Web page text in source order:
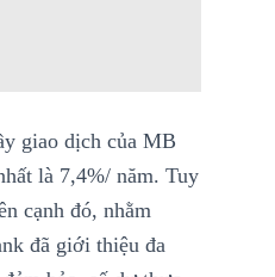
giao dịch của MB
là 7,4%/ năm. Tuy
cạnh đó, nhằm
đã giới thiệu đa